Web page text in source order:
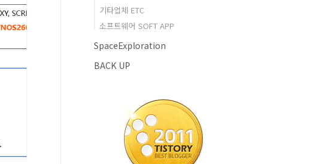
기타업체 ETC
소프트웨어 SOFT APP
SpaceExploration
BACK UP